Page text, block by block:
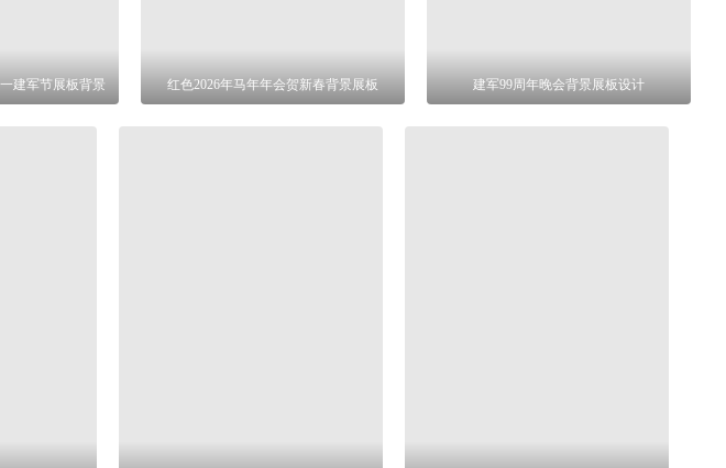
建军节展板背景 红色2026年马年年会贺新春背景展板 建军99周年晚会背景展板设计